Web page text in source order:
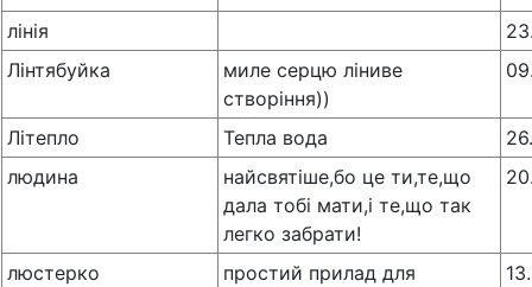
лінія
Лінтябуйка
миле серцю ліниве
створіння))
Літепло Тепла вода
людина
найсвятіше,бо це ти,те,що
дала тобі мати,і те,що так
легко забрати!
люстерко
простий прилад для